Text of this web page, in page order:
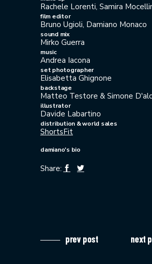
Rachele Lorenti, Samira
film editor
Bruno Ugioli, Damiano Monaco
sound mix
Mirko Guerra
music
Andrea Iacona
set photographer
Elisabetta Ghignone
backstage
Matteo Testore & Simone
illustrator
Davide Labartino
distribution & world sales
ShortsFit
damiano's bio
Share:
prev post next